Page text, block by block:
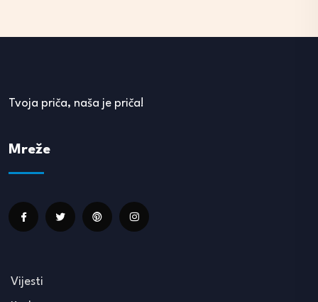
Tvoja priča, naša je priča!
Mreže
Vijesti